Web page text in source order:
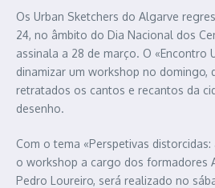
Os Urban Sketchers do Algarve
24, no âmbito do Dia Nacional dos
assinala a 28 de março. O «Encontro
dinamizar um workshop no domingo,
retratados os cantos e recantos da
desenho.
Com o tema «Perspetivas
o workshop a cargo dos formadores
Pedro Loureiro, será realizado no